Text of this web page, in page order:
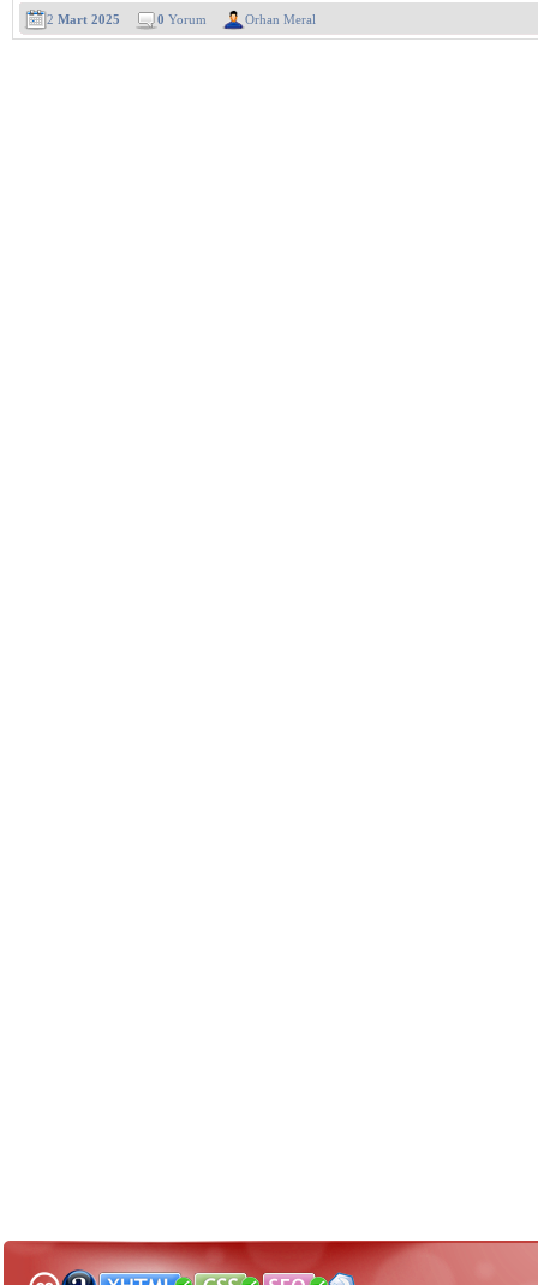
2 Mart 2025 0 Yorum Orhan Meral